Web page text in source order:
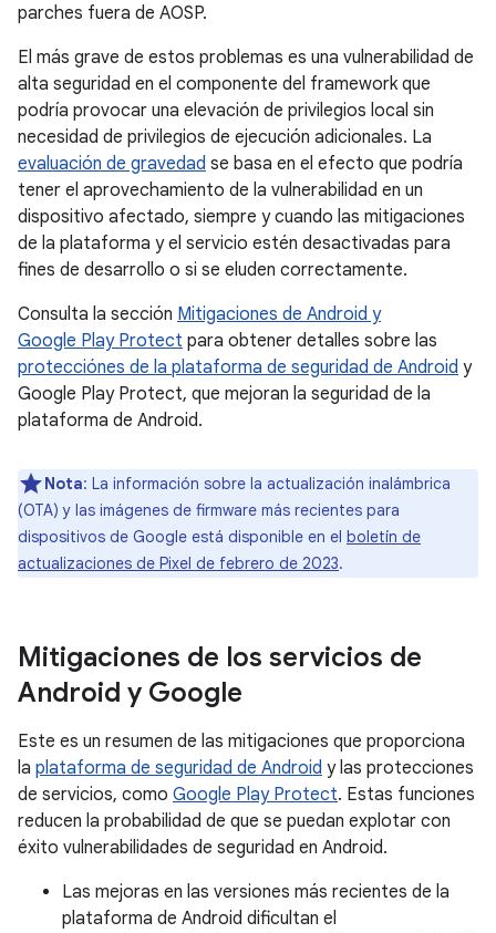
parches fuera de AOSP.
El más grave de estos problemas es una vulnerabilidad de
alta seguridad en el componente del framework que
podría provocar una elevación de privilegios local sin
necesidad de privilegios de ejecución adicionales. La
evaluación de gravedad se basa en el efecto que podría
tener el aprovechamiento de la vulnerabilidad en un
dispositivo afectado, siempre y cuando las mitigaciones
de la plataforma y el servicio estén desactivadas para
fines de desarrollo o si se eluden correctamente.
Consulta la sección Mitigaciones de Android y
Google Play Protect para obtener detalles sobre las
protecciónes de la plataforma de seguridad de Android y
Google Play Protect, que mejoran la seguridad de la
plataforma de Android.
Nota: La información sobre la actualización inalámbrica
(OTA) y las imágenes de firmware más recientes para
dispositivos de Google está disponible en el boletín de
actualizaciones de Pixel de febrero de 2023.
Mitigaciones de los servicios de
Android y Google
Este es un resumen de las mitigaciones que proporciona
la plataforma de seguridad de Android y las protecciones
de servicios, como Google Play Protect. Estas funciones
reducen la probabilidad de que se puedan explotar con
éxito vulnerabilidades de seguridad en Android.
Las mejoras en las versiones más recientes de la
plataforma de Android dificultan el